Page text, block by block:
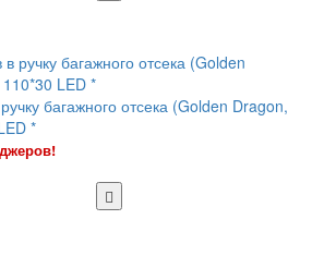
багажного отсека (Golden Dragon,
*